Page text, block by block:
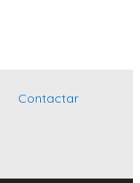
Contactar